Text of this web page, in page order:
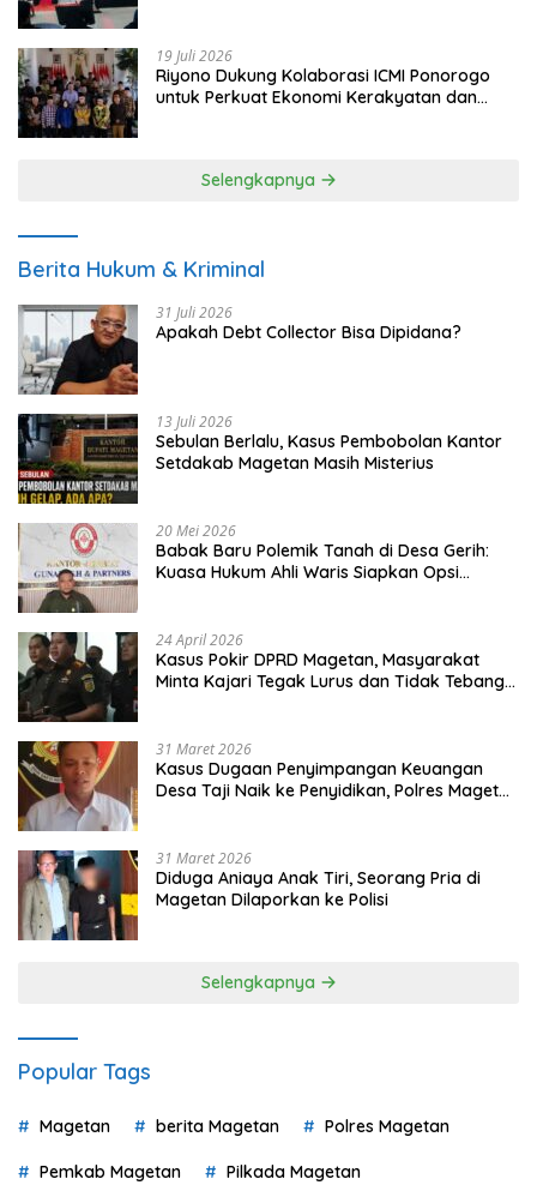
19 Juli 2026
Riyono Dukung Kolaborasi ICMI Ponorogo
untuk Perkuat Ekonomi Kerakyatan dan
Selengkapnya
Berita Hukum & Kriminal
31 Juli 2026
Apakah Debt Collector Bisa Dipidana?
13 Juli 2026
Sebulan Berlalu, Kasus Pembobolan Kantor
Setdakab Magetan Masih Misterius
20 Mei 2026
Babak Baru Polemik Tanah di Desa Gerih:
Kuasa Hukum Ahli Waris Siapkan Opsi
24 April 2026
Kasus Pokir DPRD Magetan, Masyarakat
Minta Kajari Tegak Lurus dan Tidak Tebang
31 Maret 2026
Kasus Dugaan Penyimpangan Keuangan
Desa Taji Naik ke Penyidikan, Polres Magetan
31 Maret 2026
Diduga Aniaya Anak Tiri, Seorang Pria di
Magetan Dilaporkan ke Polisi
Selengkapnya
Popular Tags
Magetan berita Magetan Polres Magetan
Pemkab Magetan Pilkada Magetan